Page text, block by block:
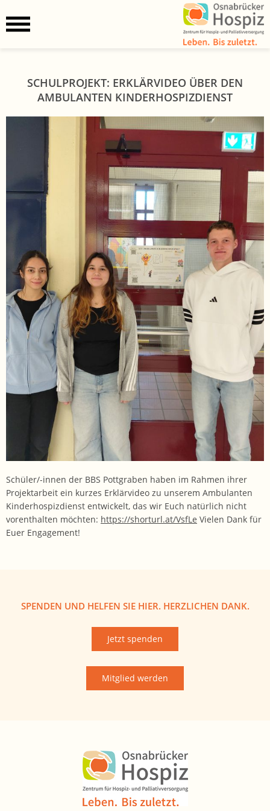
SCHULPROJEKT: ERKLÄRVIDEO ÜBER DEN
AMBULANTEN KINDERHOSPIZDIENST
Schüler/-innen der BBS Pottgraben haben im Rahmen ihrer
Projektarbeit ein kurzes Erklärvideo zu unserem Ambulanten
Kinderhospizdienst entwickelt, das wir Euch natürlich nicht
vorenthalten möchten: https://shorturl.at/VsfLe Vielen Dank für
Euer Engagement!
SPENDEN UND HELFEN SIE HIER. HERZLICHEN DANK.
Jetzt spenden
Mitglied werden